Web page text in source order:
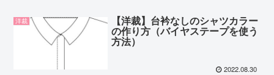
洋裁 【洋裁】台衿なしのシャツカラー
の作り方（バイヤステープを使う
方法）
2022.08.30